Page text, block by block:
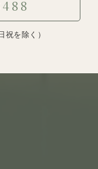
祝を除く）